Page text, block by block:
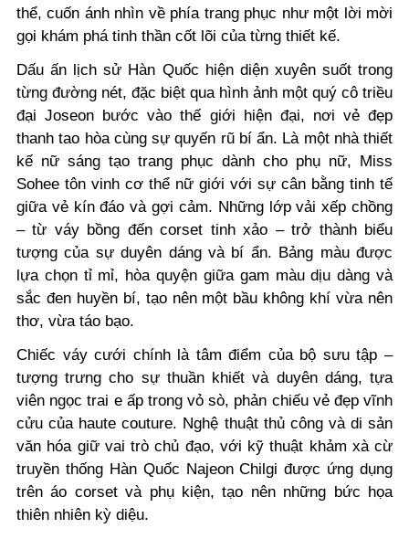
thể, cuốn ánh nhìn về phía trang phục như một lời mời
gọi khám phá tinh thần cốt lõi của từng thiết kế.
Dấu ấn lịch sử Hàn Quốc hiện diện xuyên suốt trong
từng đường nét, đặc biệt qua hình ảnh một quý cô triều
đại Joseon bước vào thế giới hiện đại, nơi vẻ đẹp
thanh tao hòa cùng sự quyến rũ bí ẩn. Là một nhà thiết
kế nữ sáng tạo trang phục dành cho phụ nữ, Miss
Sohee tôn vinh cơ thể nữ giới với sự cân bằng tinh tế
giữa vẻ kín đáo và gợi cảm. Những lớp vải xếp chồng
– từ váy bồng đến corset tinh xảo – trở thành biểu
tượng của sự duyên dáng và bí ẩn. Bảng màu được
lựa chọn tỉ mỉ, hòa quyện giữa gam màu dịu dàng và
sắc đen huyền bí, tạo nên một bầu không khí vừa nên
thơ, vừa táo bạo.
Chiếc váy cưới chính là tâm điểm của bộ sưu tập –
tượng trưng cho sự thuần khiết và duyên dáng, tựa
viên ngọc trai e ấp trong vỏ sò, phản chiếu vẻ đẹp vĩnh
cửu của haute couture. Nghệ thuật thủ công và di sản
văn hóa giữ vai trò chủ đạo, với kỹ thuật khảm xà cừ
truyền thống Hàn Quốc Najeon Chilgi được ứng dụng
trên áo corset và phụ kiện, tạo nên những bức họa
thiên nhiên kỳ diệu.